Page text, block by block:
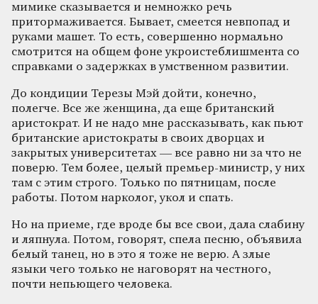
мимике сказывается и немножко речь
притормаживается. Бывает, смеется невпопад и
руками машет. То есть, совершенно нормально
смотрится на общем фоне укроистеблишмента со
справками о задержках в умственном развитии.
До кондиции Терезы Мэй дойти, конечно,
полегче. Все же женщина, да еще британский
аристократ. И не надо мне рассказывать, как пьют
британские аристократы в своих дворцах и
закрытых университетах — все равно ни за что не
поверю. Тем более, целый премьер-министр, у них
там с этим строго. Только по пятницам, после
работы. Потом нарколог, укол и спать.
Но на приеме, где вроде бы все свои, дала слабину
и ляпнула. Потом, говорят, спела песню, объявила
белый танец, но в это я тоже не верю. А злые
языки чего только не наговорят на честного,
почти непьющего человека.